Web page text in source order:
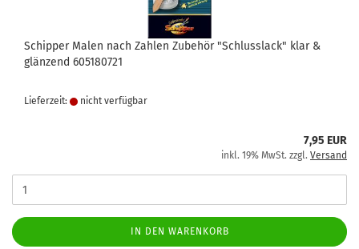
Schipper Malen nach Zahlen Zubehör "Schlusslack" klar &
glänzend 605180721
Lieferzeit: nicht verfügbar
7,95 EUR
inkl. 19% MwSt. zzgl. Versand
IN DEN WARENKORB